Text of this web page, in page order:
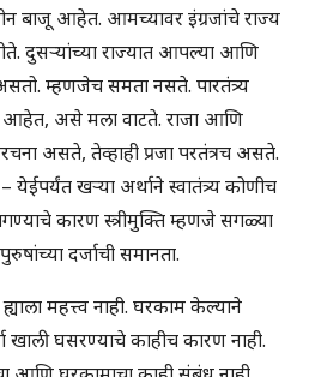
बाजू आहेत. आमच्यावर इंग्रजांचे राज्य
दुसऱ्यांच्या राज्यात आपल्या आणि
म्हणजेच समता नसते. पारतंत्र्य
आहेत, असे मला वाटते. राजा आणि
असते, तेव्हाही प्रजा परतंत्रच असते.
येईपर्यंत खऱ्या अर्थाने स्वातंत्र्य कोणीच
कारण स्त्रीमुक्ति म्हणजे सगळ्या
दर्जाची समानता.
महत्त्व नाही. घरकाम केल्याने
खाली घसरण्याचे काहीच कारण नाही.